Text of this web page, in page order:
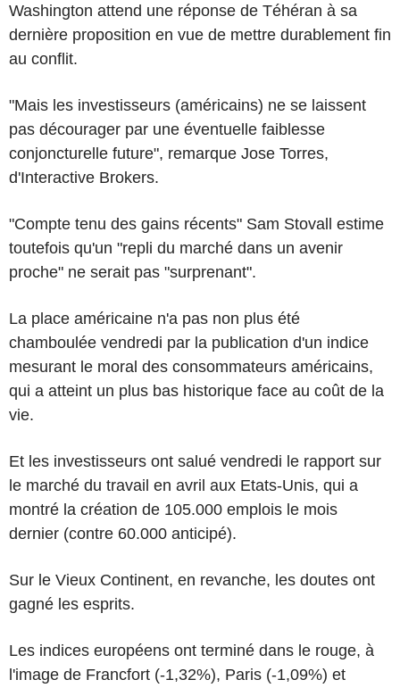
Washington attend une réponse de Téhéran à sa
dernière proposition en vue de mettre durablement fin
au conflit.
"Mais les investisseurs (américains) ne se laissent
pas décourager par une éventuelle faiblesse
conjoncturelle future", remarque Jose Torres,
d'Interactive Brokers.
"Compte tenu des gains récents" Sam Stovall estime
toutefois qu'un "repli du marché dans un avenir
proche" ne serait pas "surprenant".
La place américaine n'a pas non plus été
chamboulée vendredi par la publication d'un indice
mesurant le moral des consommateurs américains,
qui a atteint un plus bas historique face au coût de la
vie.
Et les investisseurs ont salué vendredi le rapport sur
le marché du travail en avril aux Etats-Unis, qui a
montré la création de 105.000 emplois le mois
dernier (contre 60.000 anticipé).
Sur le Vieux Continent, en revanche, les doutes ont
gagné les esprits.
Les indices européens ont terminé dans le rouge, à
l'image de Francfort (-1,32%), Paris (-1,09%) et